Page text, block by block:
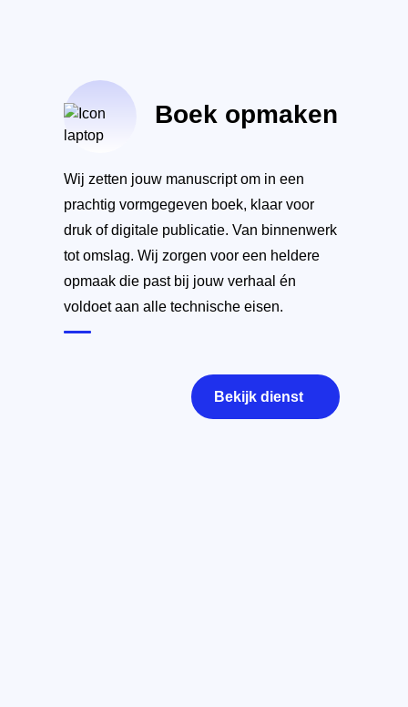
Boek opmaken
Wij zetten jouw manuscript om in een
prachtig vormgegeven boek, klaar voor
druk of digitale publicatie. Van binnenwerk
tot omslag. Wij zorgen voor een heldere
opmaak die past bij jouw verhaal én
voldoet aan alle technische eisen.
Bekijk dienst